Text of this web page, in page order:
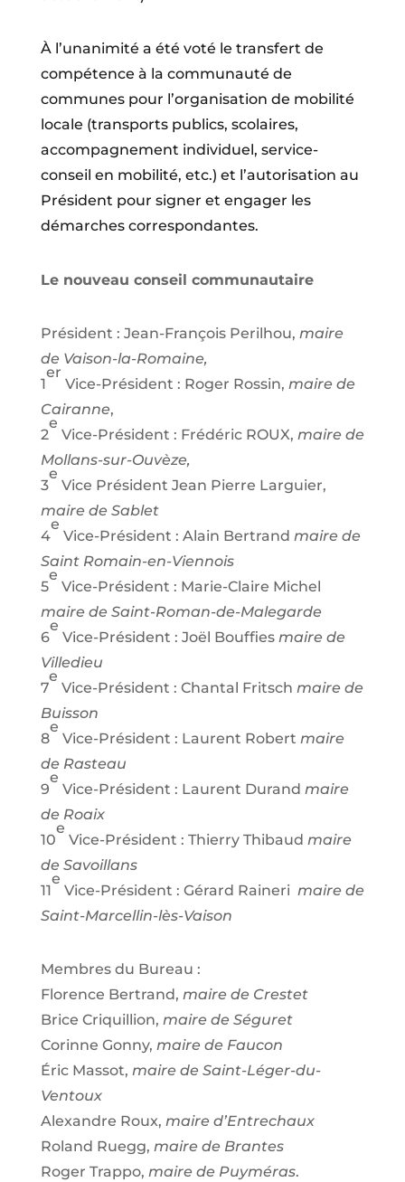
À l’unanimité a été voté le transfert de
compétence à la communauté de
communes pour l’organisation de mobilité
locale (transports publics, scolaires,
accompagnement individuel, service-
conseil en mobilité, etc.) et l’autorisation au
Président pour signer et engager les
démarches correspondantes.
Le nouveau conseil communautaire
Président : Jean-François Perilhou, maire
de Vaison-la-Romaine,
1
er
Vice-Président : Roger Rossin, maire de
Cairanne,
2
e
Vice-Président : Frédéric ROUX, maire de
Mollans-sur-Ouvèze,
3
e
Vice Président Jean Pierre Larguier,
maire de Sablet
4
e
Vice-Président : Alain Bertrand maire de
Saint Romain-en-Viennois
5
e
Vice-Président : Marie-Claire Michel
maire de Saint-Roman-de-Malegarde
6
e
Vice-Président : Joël Bouffiesmaire de
Villedieu
7
e
Vice-Président : Chantal Fritsch maire de
Buisson
8
e
Vice-Président : Laurent Robert maire
de Rasteau
9
e
Vice-Président : Laurent Durand maire
de Roaix
10
e
Vice-Président : Thierry Thibaud maire
de Savoillans
11
e
Vice-Président : Gérard Raineri maire de
Saint-Marcellin-lès-Vaison
Membres du Bureau :
Florence Bertrand, maire de Crestet
Brice Criquillion, maire de Séguret
Corinne Gonny, maire de Faucon
Éric Massot, maire de Saint-Léger-du-
Ventoux
Alexandre Roux, maire d’Entrechaux
Roland Ruegg, maire de Brantes
Roger Trappo, maire de Puyméras.